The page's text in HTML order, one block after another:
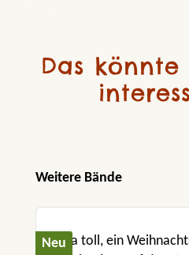
Das
Produktgalerie überspringen
Weitere Bände
Neu